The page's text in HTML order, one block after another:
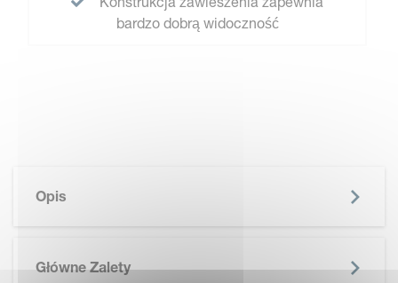
bardzo dobrą widoczność
Opis
Główne Zalety